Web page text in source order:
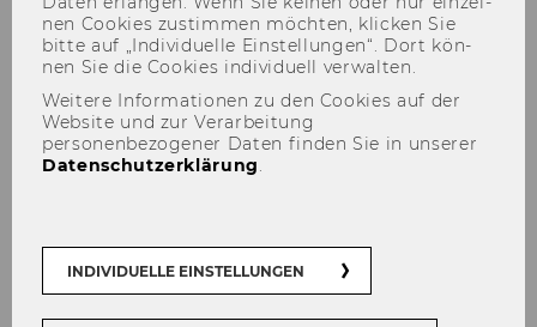
- 15.-16.11.2013
nen Coo­kies zu­stim­men möch­ten, kli­cken Sie
bitte auf „In­di­vi­du­el­le Ein­stel­lun­gen“. Dort kön­
nen Sie die Coo­kies in­di­vi­du­ell ver­wal­ten.
Weitere Informationen zu den Cookies auf der
Website und zur Verarbeitung
personenbezogener Daten finden Sie in unserer
Datenschutzerklärung.
INDIVIDUELLE EINSTELLUNGEN